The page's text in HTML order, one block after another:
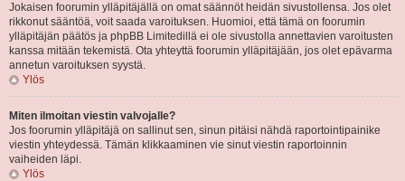
Jokaisen foorumin ylläpitäjällä on omat säännöt heidän sivustollensa. Jos olet
rikkonut sääntöä, voit saada varoituksen. Huomioi, että tämä on foorumin
ylläpitäjän päätös ja phpBB Limitedillä ei ole sivustolla annettavien varoitusten
kanssa mitään tekemistä. Ota yhteyttä foorumin ylläpitäjään, jos olet epävarma
annetun varoituksen syystä.
Ylös
Miten ilmoitan viestin valvojalle?
Jos foorumin ylläpitäjä on sallinut sen, sinun pitäisi nähdä raportointipainike
viestin yhteydessä. Tämän klikkaaminen vie sinut viestin raportoinnin
vaiheiden läpi.
Ylös